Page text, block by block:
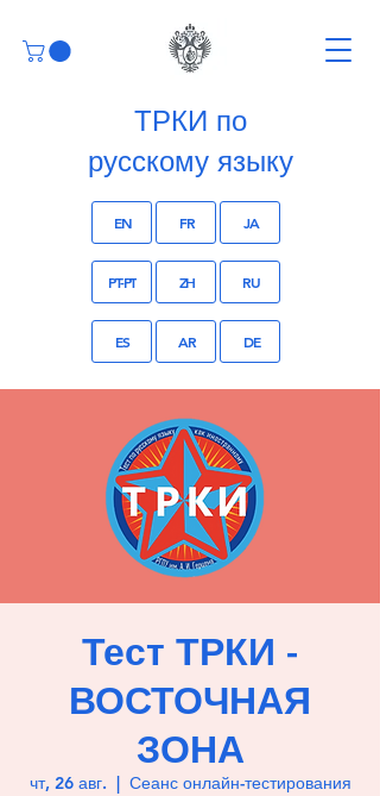
ТРКИ по
русскому языку
EN FR JA
PT-PT ZH RU
ES AR DE
Тест ТРКИ -
ВОСТОЧНАЯ
ЗОНА
чт, 26 авг. Сеанс онлайн-тестирования